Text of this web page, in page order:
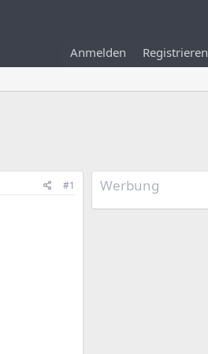
Anmelden Registrieren
#1 Werbung